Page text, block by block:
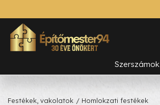
Szerszámok
Festékek, vakolatok / Homlokzati festékek